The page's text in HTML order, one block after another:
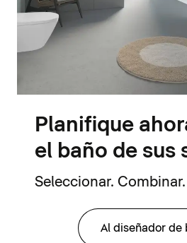
Planifique
el baño de sus
Seleccionar.
Al diseñador de